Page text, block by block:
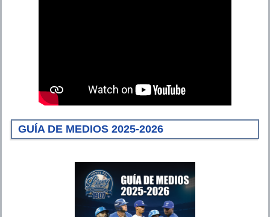
GUÍA DE MEDIOS 2025-2026